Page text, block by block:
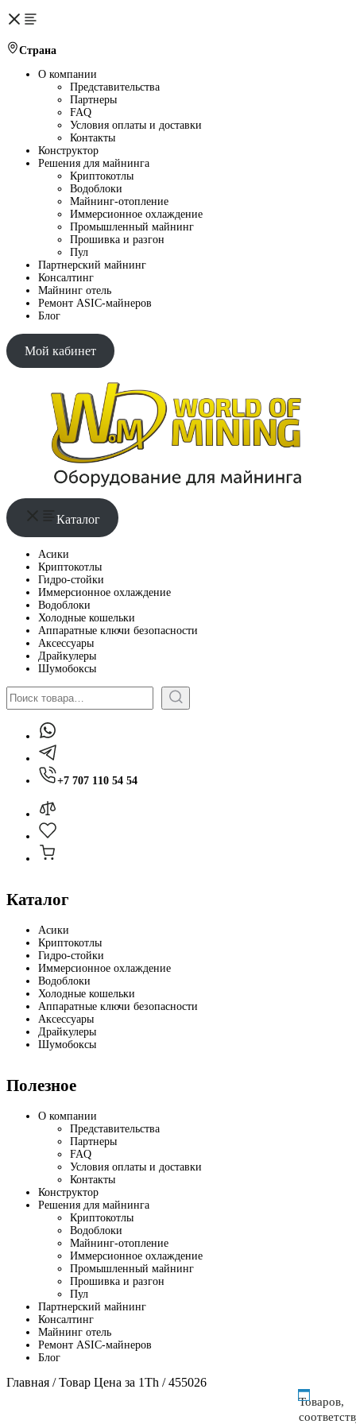
Страна
О компании
Представительства
Партнеры
FAQ
Условия оплаты и доставки
Контакты
Конструктор
Решения для майнинга
Криптокотлы
Водоблоки
Майнинг-отопление
Иммерсионное охлаждение
Промышленный майнинг
Прошивка и разгон
Пул
Партнерский майнинг
Консалтинг
Майнинг отель
Ремонт ASIC-майнеров
Блог
Мой кабинет
Каталог
Асики
Криптокотлы
Гидро-стойки
Иммерсионное охлаждение
Водоблоки
Холодные кошельки
Аппаратные ключи безопасности
Аксессуары
Драйкулеры
Шумобоксы
Поиск
+7 707 110 54 54
Каталог
Асики
Криптокотлы
Гидро-стойки
Иммерсионное охлаждение
Водоблоки
Холодные кошельки
Аппаратные ключи безопасности
Аксессуары
Драйкулеры
Шумобоксы
Полезное
О компании
Представительства
Партнеры
FAQ
Условия оплаты и доставки
Контакты
Конструктор
Решения для майнинга
Криптокотлы
Водоблоки
Майнинг-отопление
Иммерсионное охлаждение
Промышленный майнинг
Прошивка и разгон
Пул
Партнерский майнинг
Консалтинг
Майнинг отель
Ремонт ASIC-майнеров
Блог
Главная / Товар Цена за 1Th / 455026
Товаров,